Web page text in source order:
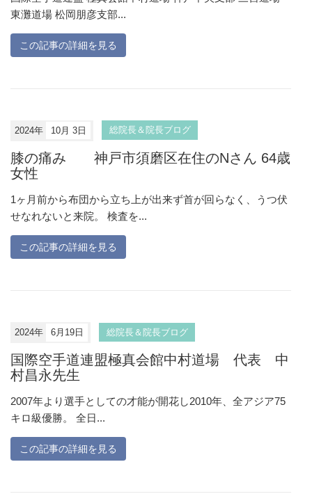
東灘道場 松岡朋彦支部...
この記事の詳細を見る
2024年 10月 3日 総院長＆院長ブログ
膝の痛み 神戸市須磨区在住のNさん 64歳
女性
1ヶ月前から布団から立ち上が出来ず首が回らなく、うつ伏
せなれないと来院。 検査を...
この記事の詳細を見る
2024年 6月19日 総院長＆院長ブログ
国際空手道連盟極真会館中村道場 代表 中
村昌永先生
2007年より選手としての才能が開花し2010年、全アジア75
キロ級優勝。 全日...
この記事の詳細を見る